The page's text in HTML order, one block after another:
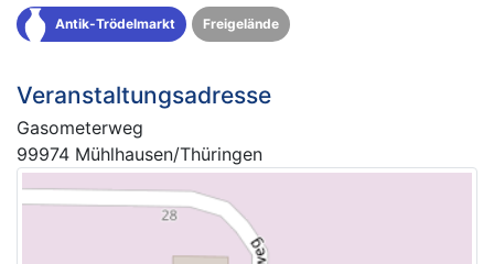
Antik-Trödelmarkt Freigelände
Veranstaltungsadresse
Gasometerweg
99974 Mühlhausen/Thüringen